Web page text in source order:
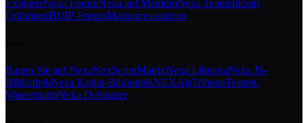
ExplorerNexa ForumNexa auf MediumNexa TeamBitcoin
UnlimitedBUIP-ForumMarkenressourcen
Bauen Sie auf NexaNexScriptMatrixNexa LibnexaNexa JS-
BibliothekNexa Kotlin-BibliothekNEXAjsTribüneTestnet-
WasserhahnNexa Debugger